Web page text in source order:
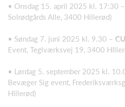
• Onsdag 15. april 2025 kl. 17:30 –
Solrødgårds Alle, 3400 Hillerød)
• Søndag 7. juni 2025 kl. 9.30 –
Event, Teglværksvej 19, 3400
• Lørdag 5. september 2025 kl.
Bevæger Sig event,
Hillerød)